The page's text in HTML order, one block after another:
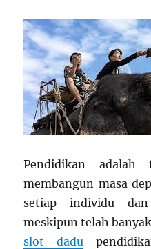
Pendidikan adalah
membangun masa
setiap individu dan
meskipun telah
slot dadu